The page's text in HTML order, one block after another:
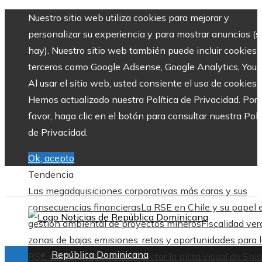
Nuestro sitio web utiliza cookies para mejorar y
personalizar su experiencia y para mostrar anuncios
hay). Nuestro sitio web también puede incluir cookies
terceros como Google Adsense, Google Analytics,
Al usar el sitio web, usted consiente el uso de cookies.
Hemos actualizado nuestra Política de Privacidad. Por
favor, haga clic en el botón para consultar nuestra
de Privacidad.
Ok, acepto
Tendencia
Las megadquisiciones corporativas más caras y sus
consecuencias financierasLa RSE en Chile y su papel
gestión ambiental de proyectos minerosFiscalidad
zonas de bajas emisiones: retos y oportunidades para
RSC en BélgicaCómo interpretar la pista visual de
República Dominicana